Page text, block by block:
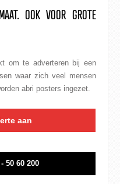
OOK VOOR GROTE
om te adverteren bij een
waar zich veel mensen
abri posters ingezet.
aan
50 60 200